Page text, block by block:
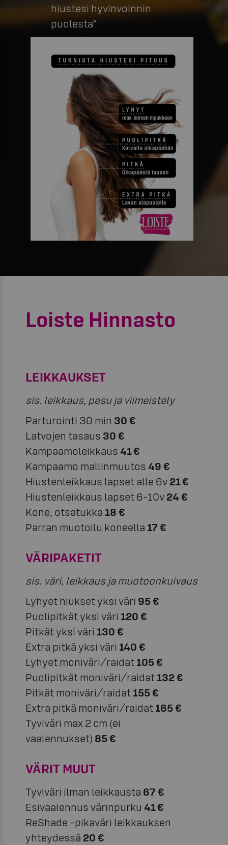
hiustesi hyvinvoinnin
puolesta”
Loiste Hinnasto
LEIKKAUKSET
sis. leikkaus, pesu ja viimeistely
Parturointi 30 min 30 €
Latvojen tasaus 30 €
Kampaamoleikkaus 41 €
Kampaamo mallinmuutos 49 €
Hiustenleikkaus lapset alle 6v 21 €
Hiustenleikkaus lapset 6-10v 24 €
Kone, otsatukka 18 €
Parran muotoilu koneella 17 €
VÄRIPAKETIT
sis. väri, leikkaus ja muotoonkuivaus
Lyhyet hiukset yksi väri 95 €
Puolipitkät yksi väri 120 €
Pitkät yksi väri 130 €
Extra pitkä yksi väri 140 €
Lyhyet moniväri/raidat 105 €
Puolipitkät moniväri/raidat 132 €
Pitkät moniväri/raidat 155 €
Extra pitkä moniväri/raidat 165 €
Tyviväri max 2 cm (ei
vaalennukset) 85 €
VÄRIT MUUT
Tyviväri ilman leikkausta 67 €
Esivaalennus värinpurku 41 €
ReShade -pikaväri leikkauksen
yhteydessä 20 €